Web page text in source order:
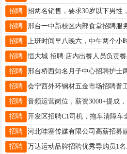
招聘
招聘
招聘
招聘
招聘
招聘
招聘
招聘
招聘
招聘